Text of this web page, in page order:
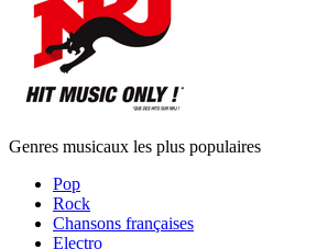
Genres musicaux les plus populaires
Pop
Rock
Chansons françaises
Electro